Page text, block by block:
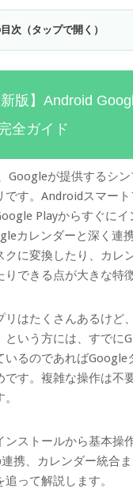
次（タップで開く）
新版】Android
全ガイド
Googleが提供するシ
です。Androidスマー
Playからすぐにイ
カレンダーと深く連
クに変換したり、カレ
できる点が大きな特
リはたくさんあるけど
という方には、すでに
いるのであればGoogle
です。複雑な操作は不
ンストールから基本操
携、カレンダー統合
って解説します。